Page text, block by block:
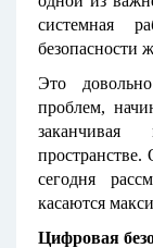
системная
безопасности
Это
проблем,
заканчивая
пространстве.
сегодня
касаются
Цифровая